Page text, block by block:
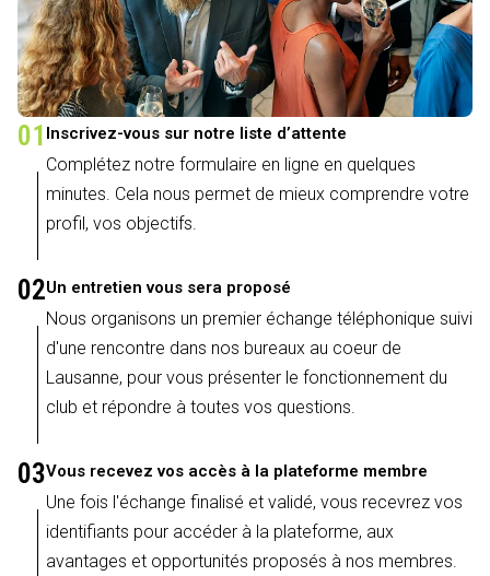
01 Inscrivez-vous sur notre liste d’attente
Complétez notre formulaire en ligne en quelques
minutes. Cela nous permet de mieux comprendre votre
profil, vos objectifs.
02Un entretien vous sera proposé
Nous organisons un premier échange téléphonique suivi
d'une rencontre dans nos bureaux au coeur de
Lausanne, pour vous présenter le fonctionnement du
club et répondre à toutes vos questions.
03Vous recevez vos accès à la plateforme membre
Une fois l'échange finalisé et validé, vous recevrez vos
identifiants pour accéder à la plateforme, aux
avantages et opportunités proposés à nos membres.